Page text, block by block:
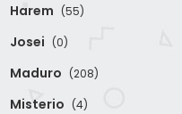
Harem (55)
Josei (0)
Maduro (208)
Misterio (4)